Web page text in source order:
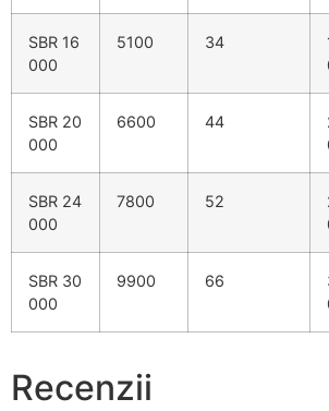
SBR 16
000
5100 34
SBR 20
000
6600 44
SBR 24
000
7800 52
SBR 30
000
9900 66
Recenzii